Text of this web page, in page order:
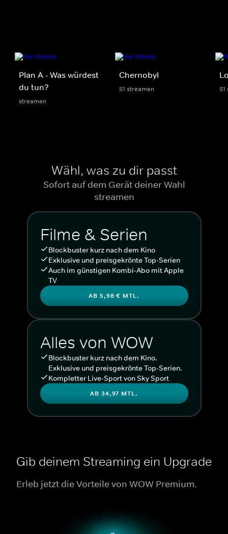
Plan A - Was würdest
du tun?
streamen
Chernobyl
S1 streamen
Wähl, was zu dir passt
Sofort auf dem Gerät deiner Wahl
streamen
Filme & Serien
Blockbuster kurz nach dem Kino
Exklusive und preisgekrönte Top-Serien
Auch im günstigen Kombi-Abo mit Apple
TV
AB 5,98 € MTL.
Alles von WOW
Blockbuster kurz nach dem Kino.
Exklusive und preisgekrönte Top-Serien.
Kompletter Live-Sport von Sky Sport
AB 34,97 MTL.
Gib deinem Streaming ein Upgrade
Erleb jetzt die Vorteile von WOW Premium.